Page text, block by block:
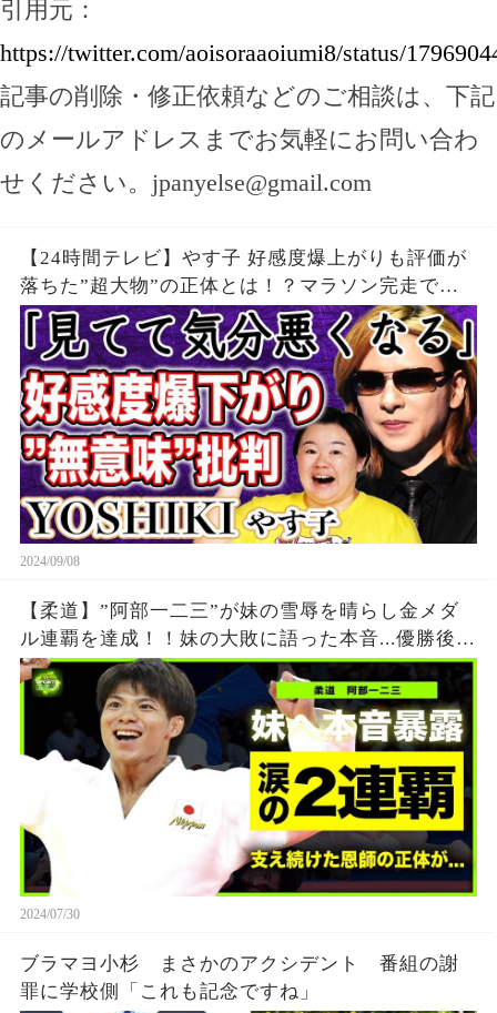
引用元：
https://twitter.com/aoisoraaoiumi8/status/
記事の削除・修正依頼などのご相談は、下記
のメールアドレスまでお気軽にお問い合わ
せください。 jpanyelse@gmail.com
【24時間テレビ】やす子 好感度爆上がりも評価が
落ちた”超大物”の正体とは！？マラソン完走で
も”ギャラ問題”再燃で24時間テレビは「無意味」
と批判殺到の真相が…
2024/09/08
【柔道】”阿部一二三”が妹の雪辱を晴らし金メダ
ル連覇を達成！！妹の大敗に語った本音...優勝後に
流した涙に日本国民が涙腺崩壊！！阿部兄弟を支
え続けた恩師との約束の真相とは...
2024/07/30
ブラマヨ小杉 まさかのアクシデント 番組の謝
罪に学校側「これも記念ですね」